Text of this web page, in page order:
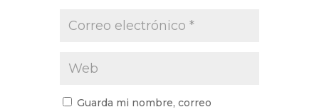
Guarda mi nombre, correo